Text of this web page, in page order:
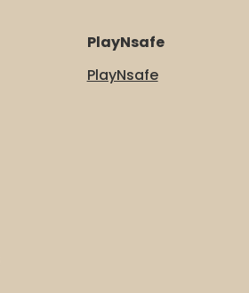
PlayNsafe
PlayNsafe